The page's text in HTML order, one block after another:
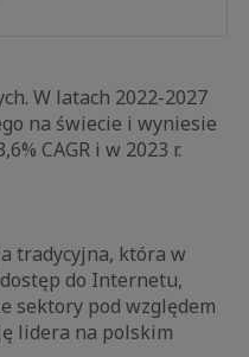
W latach 2022-2027
na świecie i wyniesie
CAGR i w 2023 r.
tradycyjna, która w
do Internetu,
sektory pod względem
lidera na polskim